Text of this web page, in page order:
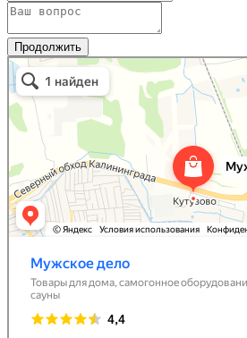
Продолжить
Мужское Дело
Товары для дома в Калининградской области
Самогонное оборудование в Калининградской области